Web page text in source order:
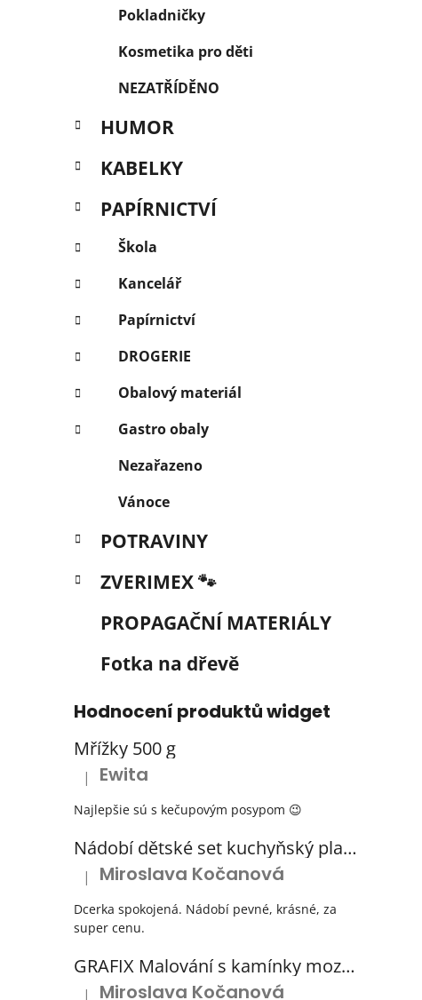
Pokladničky
Kosmetika pro děti
NEZATŘÍDĚNO
HUMOR
KABELKY
PAPÍRNICTVÍ
Škola
Kancelář
Papírnictví
DROGERIE
Obalový materiál
Gastro obaly
Nezařazeno
Vánoce
POTRAVINY
ZVERIMEX 🐾
PROPAGAČNÍ MATERIÁLY
Fotka na dřevě
Hodnocení produktů widget
Mřížky 500 g
Hodnocení produktu je 5 z 5 hvězdiček.
| Ewita
Najlepšie sú s kečupovým posypom 😉
Nádobí dětské set kuchyňský plastový s odkapávačem 3 barvy
Hodnocení produktu je 5 z 5 hvězdiček.
| Miroslava Kočanová
Dcerka spokojená. Nádobí pevné, krásné, za
super cenu.
GRAFIX Malování s kamínky mozaika diamantový obrázek 3 druhy
| Miroslava Kočanová